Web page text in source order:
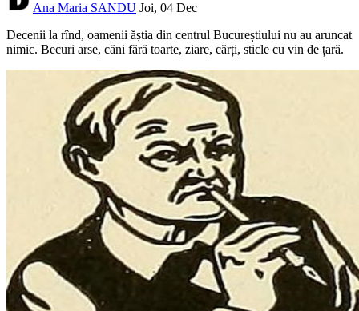
Ana Maria SANDU Joi, 04 Dec
Decenii la rînd, oamenii ăștia din centrul Bucureștiului nu au aruncat
nimic. Becuri arse, căni fără toarte, ziare, cărți, sticle cu vin de țară.